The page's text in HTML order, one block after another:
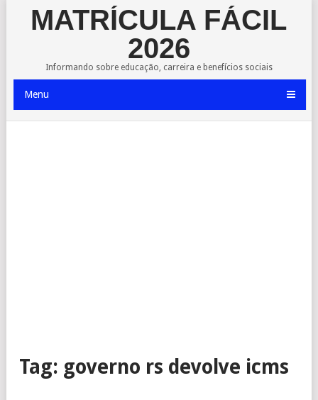
MATRÍCULA FÁCIL
2026
Informando sobre educação, carreira e benefícios sociais
Menu
Tag: governo rs devolve icms